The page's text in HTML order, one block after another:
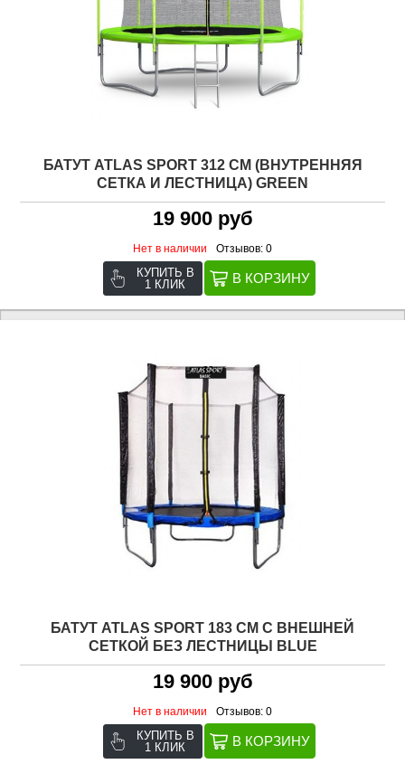
БАТУТ ATLAS SPORT 312 СМ (ВНУТРЕННЯЯ
СЕТКА И ЛЕСТНИЦА) GREEN
19 900 руб
Нет в наличии Отзывов: 0
КУПИТЬ В
1 КЛИК
БАТУТ ATLAS SPORT 183 СМ С ВНЕШНЕЙ
СЕТКОЙ БЕЗ ЛЕСТНИЦЫ BLUE
19 900 руб
Нет в наличии Отзывов: 0
КУПИТЬ В
1 КЛИК